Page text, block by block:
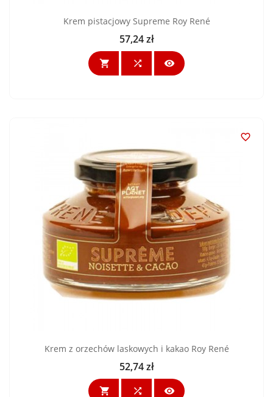
Krem pistacjowy Supreme Roy René
Cena
57,24 zł
  

Krem z orzechów laskowych i kakao Roy René
Cena
52,74 zł
  